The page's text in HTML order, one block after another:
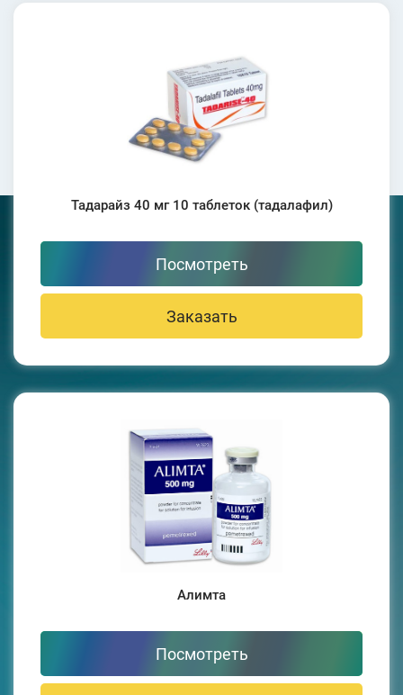
Тадарайз 40 мг 10 таблеток (тадалафил)
Посмотреть
Заказать
Алимта
Посмотреть